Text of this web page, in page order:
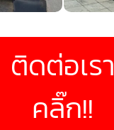
ติดต่อเรา
คลิ๊ก!!